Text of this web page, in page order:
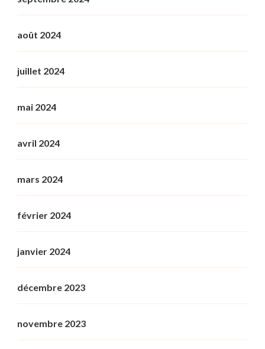
août 2024
juillet 2024
mai 2024
avril 2024
mars 2024
février 2024
janvier 2024
décembre 2023
novembre 2023